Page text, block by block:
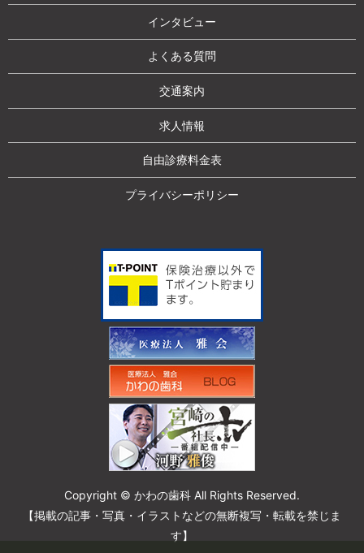
インタビュー
よくある質問
交通案内
求人情報
自由診療料金表
プライバシーポリシー
Copyright © かわの歯科 All Rights Reserved.
【掲載の記事・写真・イラストなどの無断複写・転載を禁じま
す】